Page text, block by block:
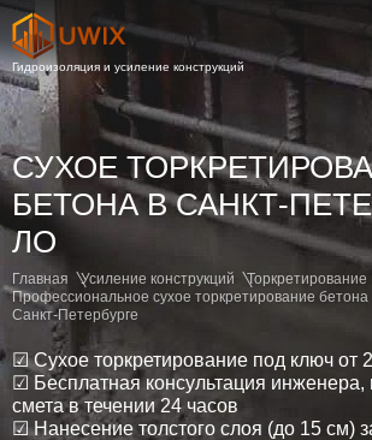
СУХОЕ
БЕТОНА В САНКТ-
ЛО
Главная Усиление конструкций
Торкретирование
Профессиональное сухое торкретирование бетона
Санкт-Петербурге
☑ Сухое торкретирование под ключ от
☑ Бесплатная консультация инженера,
смета в течении 24 часов
☑ Нанесение толстого слоя (до 15 см)